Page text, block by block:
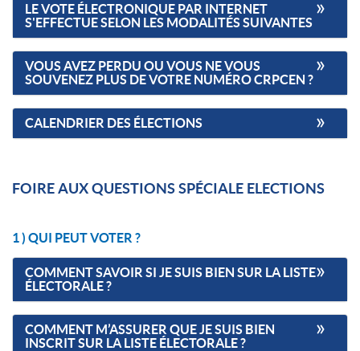
LE VOTE ÉLECTRONIQUE PAR INTERNET
S'EFFECTUE SELON LES MODALITÉS SUIVANTES
VOUS AVEZ PERDU OU VOUS NE VOUS
SOUVENEZ PLUS DE VOTRE NUMÉRO CRPCEN ?
CALENDRIER DES ÉLECTIONS
FOIRE AUX QUESTIONS SPÉCIALE ELECTIONS
1 ) QUI PEUT VOTER ?
COMMENT SAVOIR SI JE SUIS BIEN SUR LA LISTE
ÉLECTORALE ?
COMMENT M’ASSURER QUE JE SUIS BIEN
INSCRIT SUR LA LISTE ÉLECTORALE ?